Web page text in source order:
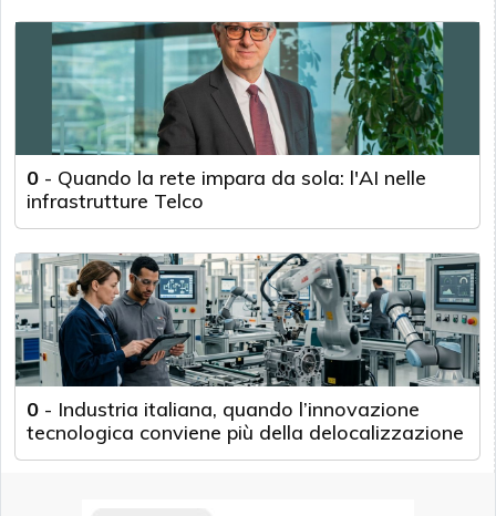
0 - Quando la rete impara da sola: l'AI nelle
infrastrutture Telco
0 - Industria italiana, quando l’innovazione
tecnologica conviene più della delocalizzazione